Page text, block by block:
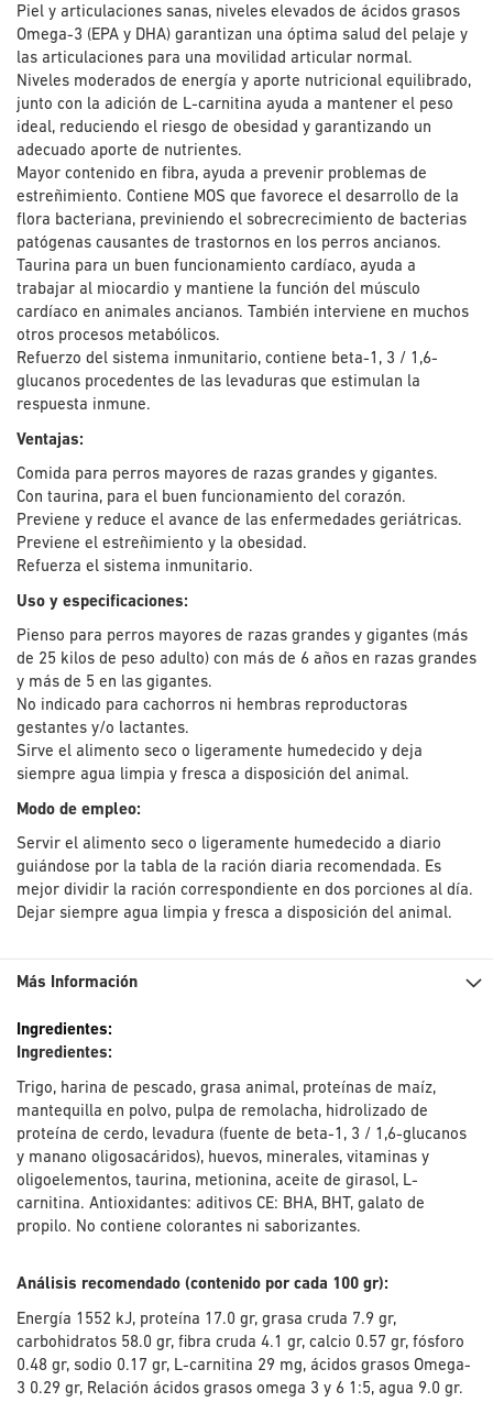
Piel y articulaciones sanas, niveles elevados de ácidos grasos
Omega-3 (EPA y DHA) garantizan una óptima salud del pelaje y
las articulaciones para una movilidad articular normal.
Niveles moderados de energía y aporte nutricional equilibrado,
junto con la adición de L-carnitina ayuda a mantener el peso
ideal, reduciendo el riesgo de obesidad y garantizando un
adecuado aporte de nutrientes.
Mayor contenido en fibra, ayuda a prevenir problemas de
estreñimiento. Contiene MOS que favorece el desarrollo de la
flora bacteriana, previniendo el sobrecrecimiento de bacterias
patógenas causantes de trastornos en los perros ancianos.
Taurina para un buen funcionamiento cardíaco, ayuda a
trabajar al miocardio y mantiene la función del músculo
cardíaco en animales ancianos. También interviene en muchos
otros procesos metabólicos.
Refuerzo del sistema inmunitario, contiene beta-1, 3 / 1,6-
glucanos procedentes de las levaduras que estimulan la
respuesta inmune.
Ventajas:
Comida para perros mayores de razas grandes y gigantes.
Con taurina, para el buen funcionamiento del corazón.
Previene y reduce el avance de las enfermedades geriátricas.
Previene el estreñimiento y la obesidad.
Refuerza el sistema inmunitario.
Uso y especificaciones:
Pienso para perros mayores de razas grandes y gigantes (más
de 25 kilos de peso adulto) con más de 6 años en razas grandes
y más de 5 en las gigantes.
No indicado para cachorros ni hembras reproductoras
gestantes y/o lactantes.
Sirve el alimento seco o ligeramente humedecido y deja
siempre agua limpia y fresca a disposición del animal.
Modo de empleo:
Servir el alimento seco o ligeramente humedecido a diario
guiándose por la tabla de la ración diaria recomendada. Es
mejor dividir la ración correspondiente en dos porciones al día.
Dejar siempre agua limpia y fresca a disposición del animal.
Más Información
Más
Información
Ingredientes:
Trigo, harina de pescado, grasa animal, proteínas de maíz,
mantequilla en polvo, pulpa de remolacha, hidrolizado de
proteína de cerdo, levadura (fuente de beta-1, 3 / 1,6-glucanos
y manano oligosacáridos), huevos, minerales, vitaminas y
oligoelementos, taurina, metionina, aceite de girasol, L-
carnitina. Antioxidantes: aditivos CE: BHA, BHT, galato de
propilo. No contiene colorantes ni saborizantes.
Análisis recomendado (contenido por cada 100 gr):
Energía 1552 kJ, proteína 17.0 gr, grasa cruda 7.9 gr,
carbohidratos 58.0 gr, fibra cruda 4.1 gr, calcio 0.57 gr, fósforo
0.48 gr, sodio 0.17 gr, L-carnitina 29 mg, ácidos grasos Omega-
3 0.29 gr, Relación ácidos grasos omega 3 y 6 1:5, agua 9.0 gr.